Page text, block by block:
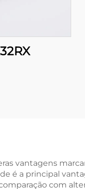
vantagens
é a principal
com